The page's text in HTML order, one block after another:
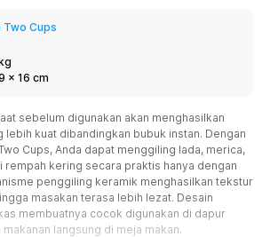
Two Cups
x 16 cm
sebelum digunakan akan menghasilkan
lebih kuat dibandingkan bubuk instan. Dengan
Cups, Anda dapat menggiling lada, merica,
rempah kering secara praktis hanya dengan
penggiling keramik menghasilkan tekstur
masakan terasa lebih lezat. Desain
membuatnya cocok digunakan di dapur
langsung di meja makan.